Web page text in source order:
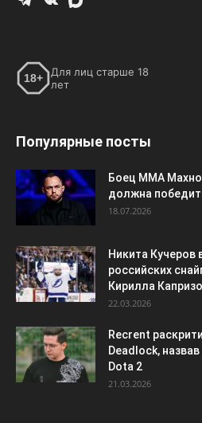
18+
Для лиц старше 18
лет
Популярные посты
Боец ММА
должна
18.07.2026
Никита Кучеров
российских
Кирилла
22.03.2026
Recrent
Deadlock,
Dota 2
21.03.2026